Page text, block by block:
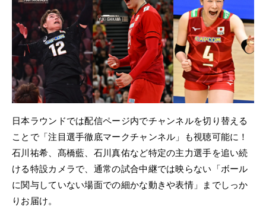
日本ラウンドでは配信ページ内でチャンネルを切り替える
ことで「注目選手徹底マークチャンネル」も視聴可能に！
石川祐希、髙橋藍、石川真佑など特定の主力選手を追い続
ける特設カメラで、通常の試合中継では映らない「ボール
に関与していない場面での細かな動きや表情」までしっか
りお届け。